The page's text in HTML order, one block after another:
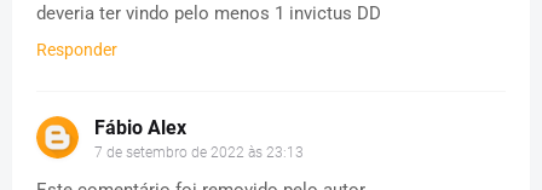
deveria ter vindo pelo menos 1 invictus DD
Responder
Fábio Alex
7 de setembro de 2022 às 23:13